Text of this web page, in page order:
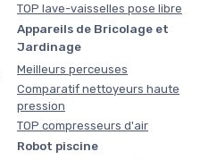
TOP lave-vaisselles pose libre
Appareils de Bricolage et
Jardinage
Meilleurs perceuses
Comparatif nettoyeurs haute
pression
TOP compresseurs d'air
Robot piscine